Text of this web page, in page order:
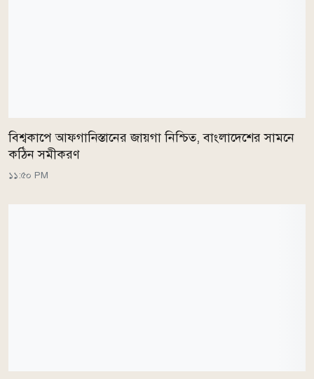
বিশ্বকাপে আফগানিস্তানের জায়গা নিশ্চিত, বাংলাদেশের সামনে
কঠিন সমীকরণ
১১:৫০ PM